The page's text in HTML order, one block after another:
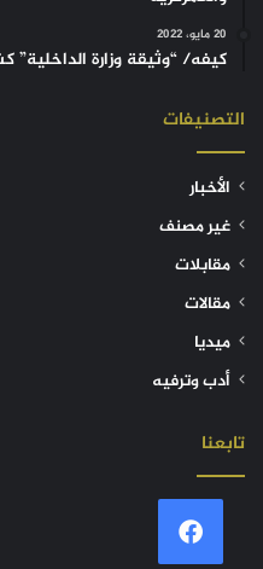
20 مايو، 2022
كيفه/ “وثيقة وزارة
التصنيفات
الأخبار
غير مصنف
مقابلات
مقالات
ميديا
أدب وترفيه
تابعنا